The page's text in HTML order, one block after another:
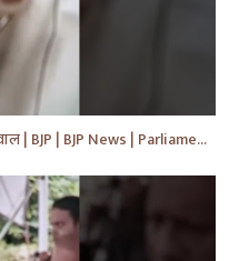
Chirag Paswan का डॉक्टरों को लेकर यह सवाल | BJP | BJP News | Parliament | #shorts #ytnewshorts #yt